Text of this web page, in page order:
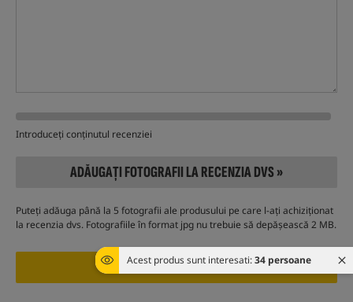
Acest produs sunt interesati:34 persoane
Introduceți conținutul recenziei
ADĂUGAȚI FOTOGRAFII LA RECENZIA DVS »
Puteți adăuga până la 5 fotografii ale produsului pe care l-ați achiziționat
la recenzia dvs. Fotografiile în format jpg nu trebuie să depășească 2 MB.